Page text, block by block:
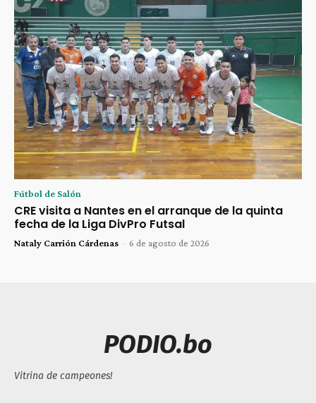
Fútbol de Salón
CRE visita a Nantes en el arranque de la quinta
fecha de la Liga DivPro Futsal
Nataly Carrión Cárdenas - 6 de agosto de 2026
PODIO.bo
Vitrina de campeones!